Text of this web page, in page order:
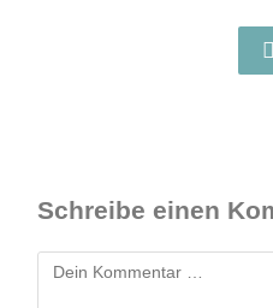
Schreibe einen